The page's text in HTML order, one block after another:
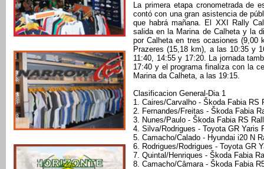
La primera etapa cronometrada de
contó con una gran asistencia de
que habrá mañana. El XXI Rally
salida en la Marina de Calheta y la
por Calheta en tres ocasiones
Prazeres (15,18 km), a las 10:35 y
11:40, 14:55 y 17:20. La jornada
17:40 y el programa finaliza con la
Marina da Calheta, a las 19:15.
Clasificacion General-Dia 1
1. Caires/Carvalho - Škoda Fabia RS
2. Fernandes/Freitas - Škoda Fabia
3. Nunes/Paulo - Škoda Fabia RS
4. Silva/Rodrigues - Toyota GR Yaris
5. Camacho/Calado - Hyundai i20 N
6. Rodrigues/Rodrigues - Toyota GR
7. Quintal/Henriques - Škoda Fabia
8. Camacho/Câmara - Škoda Fabia